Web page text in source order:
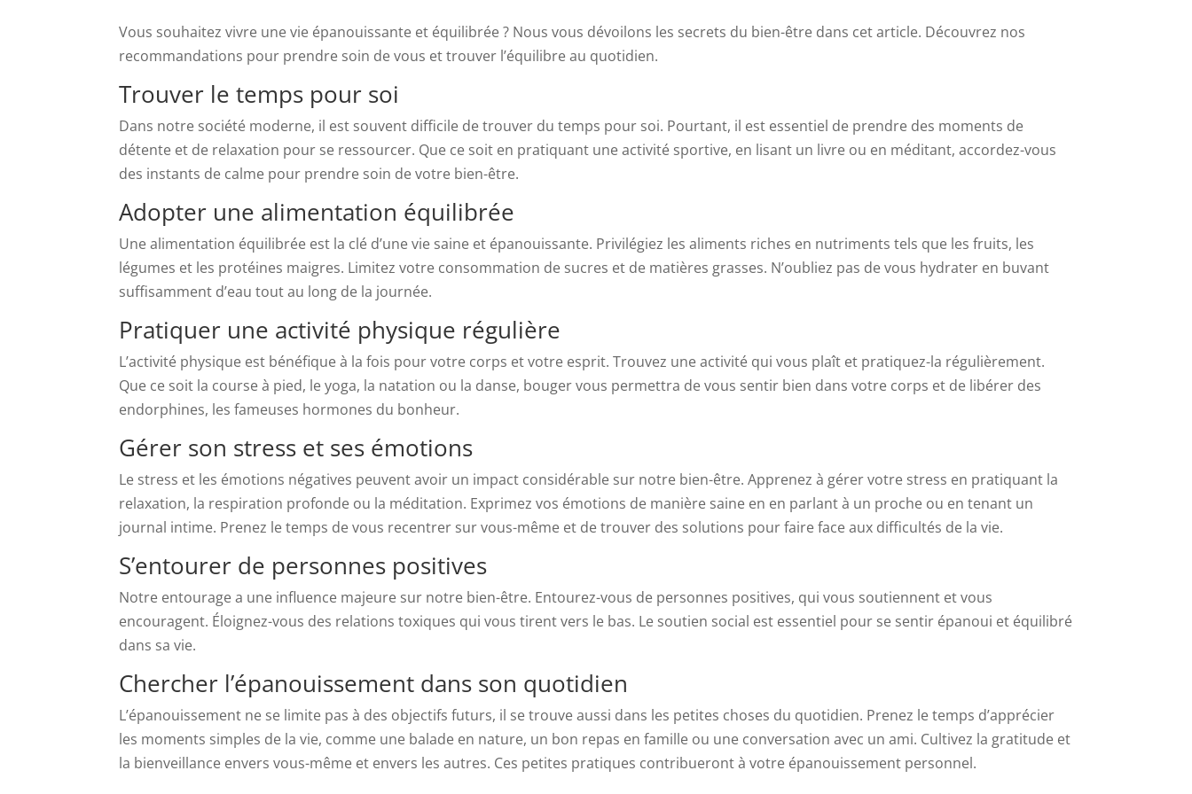
Vous souhaitez vivre une vie épanouissante et équilibrée ? Nous vous dévoilons les secrets du bien-être dans cet article. Découvrez nos
recommandations pour prendre soin de vous et trouver l’équilibre au quotidien.
Trouver le temps pour soi
Dans notre société moderne, il est souvent difficile de trouver du temps pour soi. Pourtant, il est essentiel de prendre des moments de
détente et de relaxation pour se ressourcer. Que ce soit en pratiquant une activité sportive, en lisant un livre ou en méditant, accordez-vous
des instants de calme pour prendre soin de votre bien-être.
Adopter une alimentation équilibrée
Une alimentation équilibrée est la clé d’une vie saine et épanouissante. Privilégiez les aliments riches en nutriments tels que les fruits, les
légumes et les protéines maigres. Limitez votre consommation de sucres et de matières grasses. N’oubliez pas de vous hydrater en buvant
suffisamment d’eau tout au long de la journée.
Pratiquer une activité physique régulière
L’activité physique est bénéfique à la fois pour votre corps et votre esprit. Trouvez une activité qui vous plaît et pratiquez-la régulièrement.
Que ce soit la course à pied, le yoga, la natation ou la danse, bouger vous permettra de vous sentir bien dans votre corps et de libérer des
endorphines, les fameuses hormones du bonheur.
Gérer son stress et ses émotions
Le stress et les émotions négatives peuvent avoir un impact considérable sur notre bien-être. Apprenez à gérer votre stress en pratiquant la
relaxation, la respiration profonde ou la méditation. Exprimez vos émotions de manière saine en en parlant à un proche ou en tenant un
journal intime. Prenez le temps de vous recentrer sur vous-même et de trouver des solutions pour faire face aux difficultés de la vie.
S’entourer de personnes positives
Notre entourage a une influence majeure sur notre bien-être. Entourez-vous de personnes positives, qui vous soutiennent et vous
encouragent. Éloignez-vous des relations toxiques qui vous tirent vers le bas. Le soutien social est essentiel pour se sentir épanoui et équilibré
dans sa vie.
Chercher l’épanouissement dans son quotidien
L’épanouissement ne se limite pas à des objectifs futurs, il se trouve aussi dans les petites choses du quotidien. Prenez le temps d’apprécier
les moments simples de la vie, comme une balade en nature, un bon repas en famille ou une conversation avec un ami. Cultivez la gratitude et
la bienveillance envers vous-même et envers les autres. Ces petites pratiques contribueront à votre épanouissement personnel.